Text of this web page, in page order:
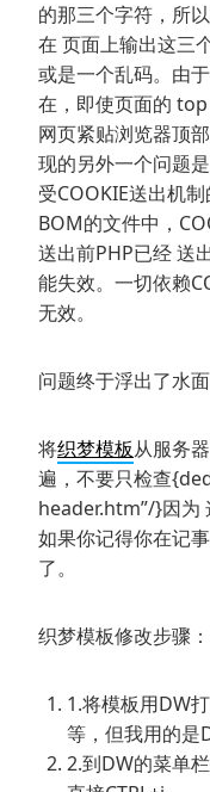
的那三个字符，所
在 页面上输出这三
或是一个乱码。由
在，即使页面的
网页紧贴浏览器顶
现的另外一个问题
受COOKIE送出机
BOM的文件中，
送出前PHP已经 送
能失效。一切依赖
无效。
问题终于浮出了水
将织梦模板从服务
遍，不要只检查
header.htm”/}因为
如果你记得你在记
了。
织梦模板修改步骤：
1.将模板用DW
等，但我用的是
2.到DW的菜单